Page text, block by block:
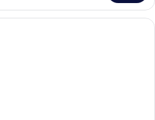
Ett hotellrum med två separata